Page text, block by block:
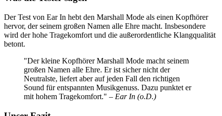
Der Test von Ear In hebt den Marshall Mode als einen Kopfhörer
hervor, der seinem großen Namen alle Ehre macht. Insbesondere
wird der hohe Tragekomfort und die außerordentliche Klangqualität
betont.
"Der kleine Kopfhörer Marshall Mode macht seinem
großen Namen alle Ehre. Er ist sicher nicht der
Neutralste, liefert aber auf jeden Fall den richtigen
Sound für entspannten Musikgenuss. Dazu punktet er
mit hohem Tragekomfort." – Ear In (o.D.)